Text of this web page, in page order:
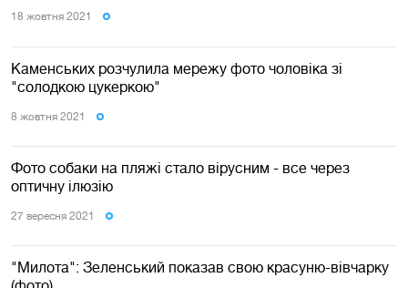
18 жовтня 2021
Каменських розчулила мережу фото чоловіка зі
"солодкою цукеркою"
8 жовтня 2021
Фото собаки на пляжі стало вірусним - все через
оптичну ілюзію
27 вересня 2021
"Милота": Зеленський показав свою красуню-вівчарку